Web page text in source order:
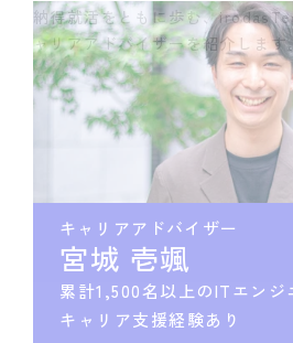
納得就活をともに歩む、
ャリアアドバイザーを紹介します
キャリアアドバイザー
宮城 壱颯
累計1,500名以上のITエンジ
キャリア支援経験あり